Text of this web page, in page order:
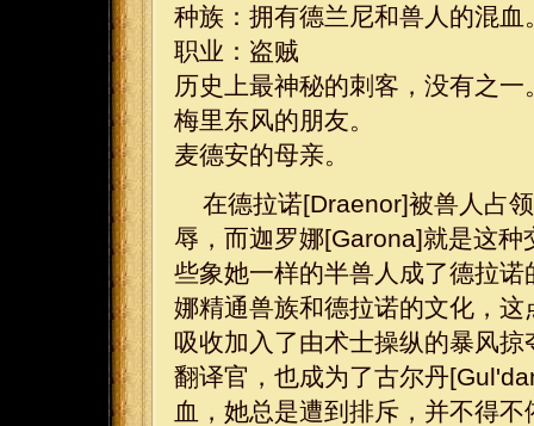
种族：拥有德兰尼和兽人的混血
职业：盗贼
历史上最神秘的刺客，没有之
梅里东风的朋友。
麦德安的母亲。
在德拉诺[Draenor]被兽人占
辱，而迦罗娜[Garona]就是这
些象她一样的半兽人成了德拉
娜精通兽族和德拉诺的文化，
吸收加入了由术士操纵的暴风
翻译官，也成为了古尔丹
血，她总是遭到排斥，并不得